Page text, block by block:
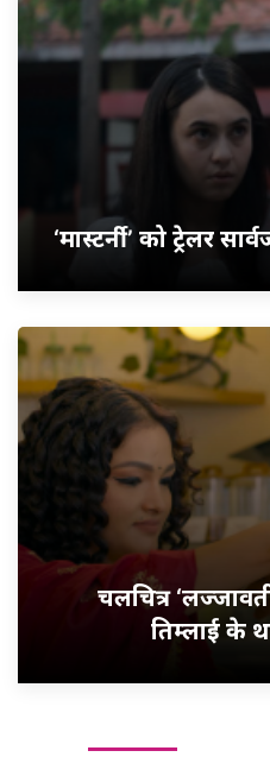
‘मास्टर्नी’ को ट्रेलर
चलचित्र
तिम्लाई के